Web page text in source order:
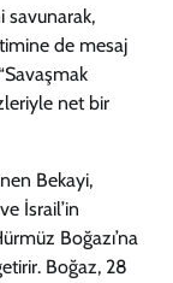
savunarak,
de mesaj
net bir
Bekayi,
İsrail’in
Boğazı’na
Boğaz, 28